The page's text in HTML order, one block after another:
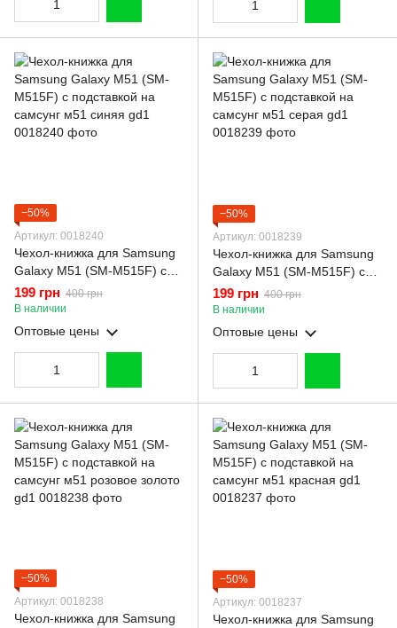
−50%
Артикул: 0018240
Чехол-книжка для Samsung
Galaxy M51 (SM-M515F) с
подставкой на самсунг м51
синяя gd1
199 грн 400 грн
В наличии
Оптовые цены
−50%
Артикул: 0018239
Чехол-книжка для Samsung
Galaxy M51 (SM-M515F) с
подставкой на самсунг м51
серая gd1
199 грн 400 грн
В наличии
Оптовые цены
−50%
Артикул: 0018238
Чехол-книжка для Samsung
−50%
Артикул: 0018237
Чехол-книжка для Samsung